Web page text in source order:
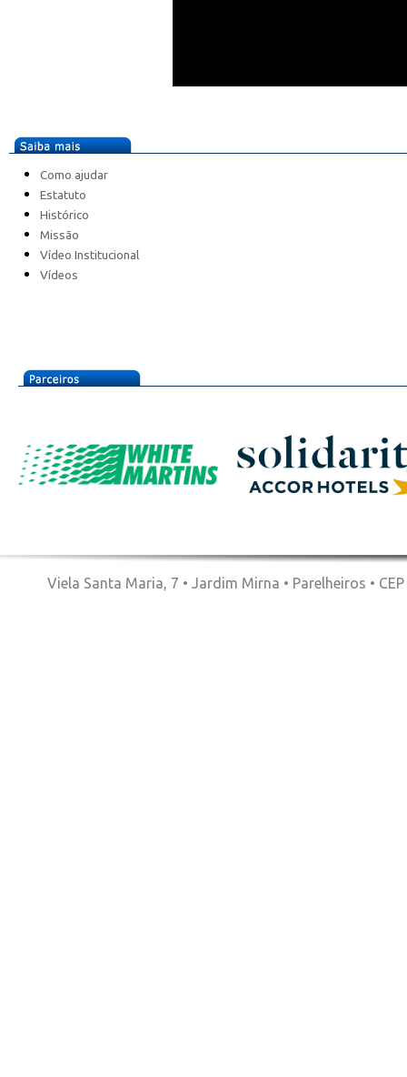
Como ajudar
Estatuto
Histórico
Missão
Vídeo Institucional
Vídeos
Viela Santa Maria, 7 • Jardim Mirna • Parelheiros •